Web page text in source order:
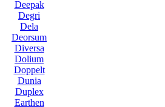
Deepak
Degri
Dela
Deorsum
Diversa
Dolium
Doppelt
Dunia
Duplex
Earthen